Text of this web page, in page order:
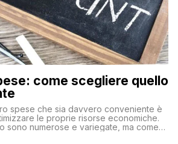
come scegliere quello
spese che sia davvero conveniente è
le proprie risorse economiche.
sono numerose e variegate, ma come
adatta alle proprie esigenze senza